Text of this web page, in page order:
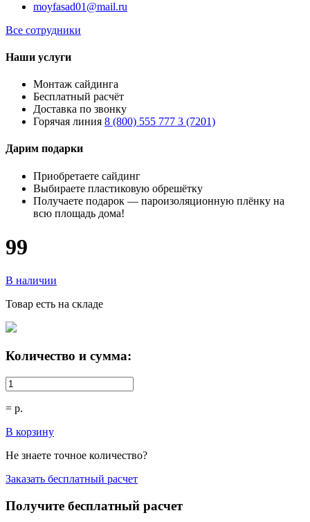
moyfasad01@mail.ru
Все сотрудники
Наши услуги
Монтаж сайдинга
Бесплатный расчёт
Доставка по звонку
Горячая линия 8 (800) 555 777 3 (7201)
Дарим подарки
Приобретаете сайдинг
Выбираете пластиковую обрешётку
Получаете подарок — пароизоляционную плёнку на
всю площадь дома!
99
В наличии
Товар есть на складе
Количество и сумма:
= р.
В корзину
Не знаете точное количество?
Заказать бесплатный расчет
Получите бесплатный расчет